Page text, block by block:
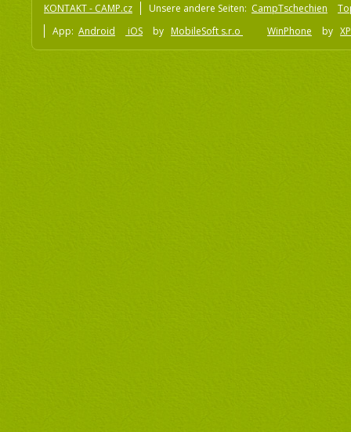
KONTAKT - CAMP.cz Unsere andere Seiten: CampTschechien
App: Android iOS by MobileSoft s.r.o WinPhone by